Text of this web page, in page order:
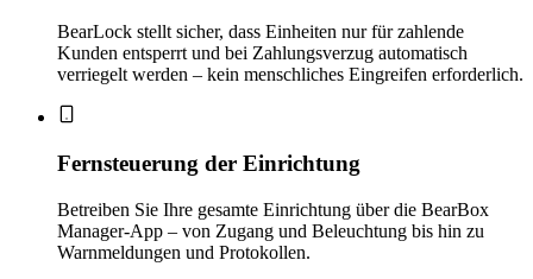
BearLock stellt sicher, dass Einheiten nur für zahlende
Kunden entsperrt und bei Zahlungsverzug automatisch
verriegelt werden – kein menschliches Eingreifen erforderlich.
Fernsteuerung der Einrichtung
Betreiben Sie Ihre gesamte Einrichtung über die BearBox
Manager-App – von Zugang und Beleuchtung bis hin zu
Warnmeldungen und Protokollen.